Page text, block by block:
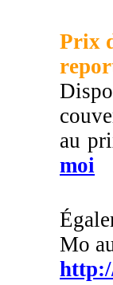
Prix
au
moi
Mo